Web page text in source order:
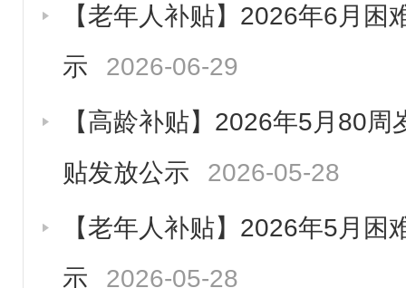
【老年人补贴】2026年6月困
示
2026-06-29
【高龄补贴】2026年5月80
贴发放公示
2026-05-28
【老年人补贴】2026年5月困
示
2026-05-28